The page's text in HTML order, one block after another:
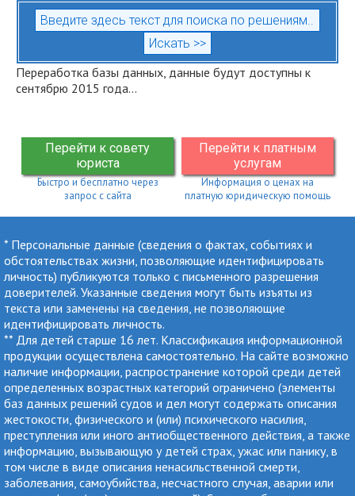
Переработка базы данных, данные будут доступны к
сентябрю 2015 года...
Перейти к совету
юриста
Перейти к платным
услугам
Быстро и бесплатно через
запрос с сайта
Информация о ценах на
платную юридическую помощь
* Персональные данные (сведения о фактах, событиях и
обстоятельствах жизни, позволяющие идентифицировать
личность) публикуются только с письменного разрешения
доверителей. Указанные сведения могут быть изъяты из
текста или заменены на сведения, не позволяющие
идентифицировать личность.
** Для детей старше 16 лет. Классификация информационной
продукции осуществлена самостоятельно. На сайте возможно
наличие информации, распространение которой среди детей
определенных возрастных категорий ограничено (элементы
баз данных решений судов и дел могут содержать описания
жестокости, физического и (или) психического насилия,
преступления или иного антиобщественного действия, а также
информацию, вызывающую у детей страх, ужас или панику, в
том числе в виде описания ненасильственной смерти,
заболевания, самоубийства, несчастного случая, аварии или